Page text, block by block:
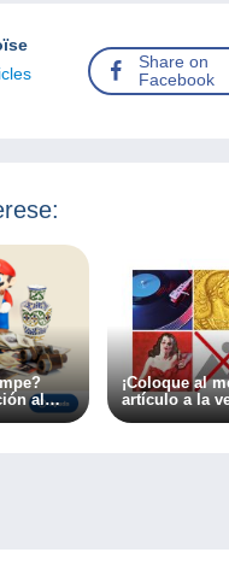
Share on
Facebook
al
tan
¡Coloque al
artículo a la